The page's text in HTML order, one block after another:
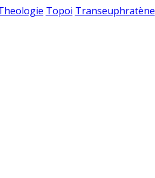
Topoi Transeuphratène